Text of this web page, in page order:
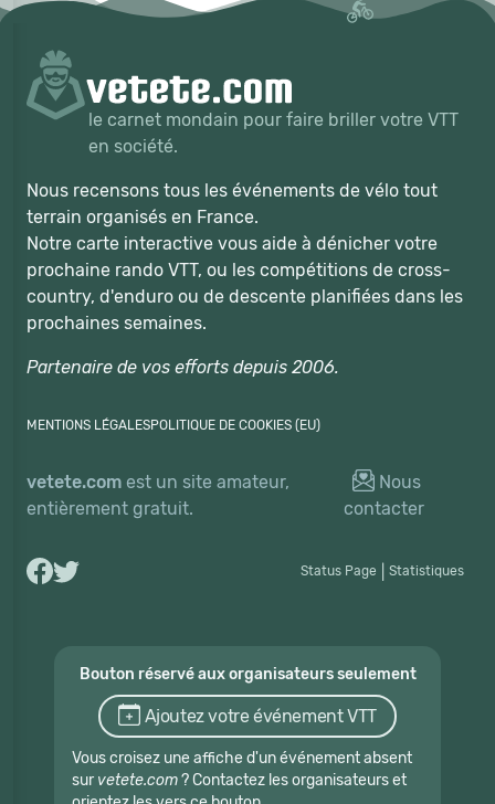
le carnet mondain pour faire briller votre VTT
en société.
Nous recensons tous les événements de vélo tout
terrain organisés en France.
Notre carte interactive vous aide à dénicher votre
prochaine rando VTT, ou les compétitions de cross-
country, d'enduro ou de descente planifiées dans les
prochaines semaines.
Partenaire de vos efforts depuis 2006.
MENTIONS LÉGALESPOLITIQUE DE COOKIES (EU)
vetete.com est un site amateur,
entièrement gratuit.
Nous
contacter
Status Page Statistiques
Bouton réservé aux organisateurs seulement
Ajoutez votre événement VTT
Vous croisez une affiche d'un événement absent
sur vetete.com? Contactez les organisateurs et